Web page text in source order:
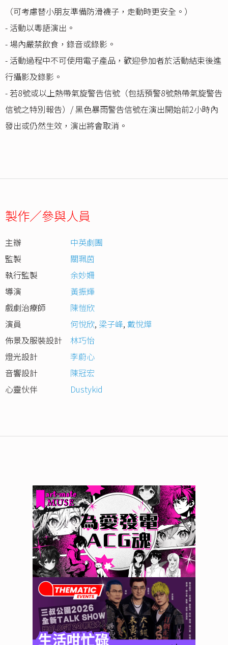
（可考慮替小朋友準備防滑襪子，走動時更安全。）
- 活動以粵語演出。
- 場內嚴禁飲食，錄音或錄影。
- 活動過程中不可使用電子產品，歡迎參加者於活動結束後進
行攝影及錄影。
- 若8號或以上熱帶氣旋警告信號（包括預警8號熱帶氣旋警告
信號之特別報告）/ 黑色暴雨警告信號在演出開始前2小時內
發出或仍然生效，演出將會取消。
製作／參與人員
主辦
中英劇團
監製
關珮茵
執行監製
余妙姍
導演
黃振輝
戲劇治療師
陳愷欣
演員
何悅欣, 梁子峰,戴悅燁
佈景及服裝設計
林巧怡
燈光設計
李蔚心
音響設計
陳冠宏
心靈伙伴
Dustykid